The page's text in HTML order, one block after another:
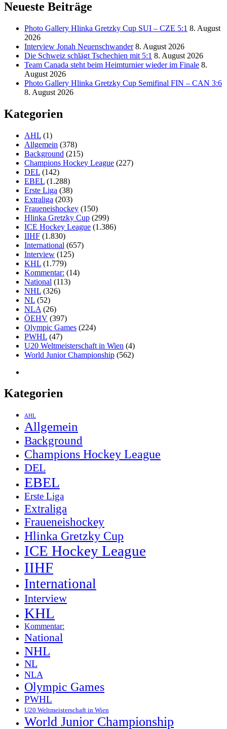
Neueste Beiträge
Photo Gallery Hlinka Gretzky Cup SUI – CZE 5:1 8. August
2026
Interview Jonah Neuenschwander 8. August 2026
Die Schweiz schlägt Tschechien mit 5:1 8. August 2026
Team Canada steht beim Heimturnier wieder im Finale 8.
August 2026
Photo Gallery Hlinka Gretzky Cup Semifinal FIN – CAN 3:6
8. August 2026
Kategorien
AHL (1)
Allgemein (378)
Background (215)
Champions Hockey League (227)
DEL (142)
EBEL (1.288)
Erste Liga (38)
Extraliga (203)
Fraueneishockey (150)
Hlinka Gretzky Cup (299)
ICE Hockey League (1.386)
IIHF (1.830)
International (657)
Interview (125)
KHL (1.779)
Kommentar: (14)
National (113)
NHL (326)
NL (52)
NLA (26)
ÖEHV (397)
Olympic Games (224)
PWHL (47)
U20 Weltmeisterschaft in Wien (4)
World Junior Championship (562)
Kategorien
AHL
Allgemein
Background
Champions Hockey League
DEL
EBEL
Erste Liga
Extraliga
Fraueneishockey
Hlinka Gretzky Cup
ICE Hockey League
IIHF
International
Interview
KHL
Kommentar:
National
NHL
NL
NLA
Olympic Games
PWHL
U20 Weltmeisterschaft in Wien
World Junior Championship